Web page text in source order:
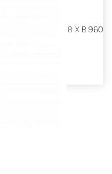
Ш 600 X Г 318 X В 960